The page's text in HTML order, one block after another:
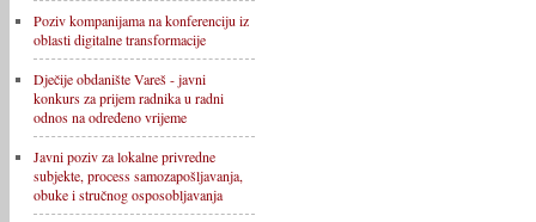
Poziv kompanijama na konferenciju iz
oblasti digitalne transformacije
Dječije obdanište Vareš - javni
konkurs za prijem radnika u radni
odnos na određeno vrijeme
Javni poziv za lokalne privredne
subjekte, process samozapošljavanja,
obuke i stručnog osposobljavanja